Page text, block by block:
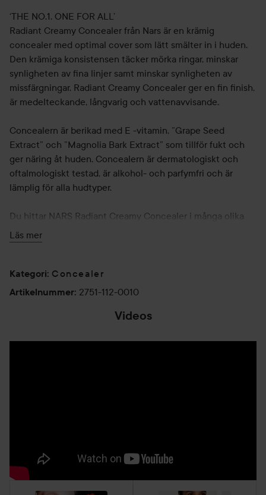
‘THE NO.1. ONE FOR ALL’
Radiant Creamy Concealer från Nars är en krämig
concealer med optimal cover som lätt smälter in i huden.
Den krämiga konsistensen täcker mörka ringar, minskar
synligheten av fina linjer samt minskar synligheten av
missfärgningar. Radiant Creamy Concealer ger en fin finish,
är medelteckande, långvarig och vattenavvisande.
Concealern är berikad med E -vitamin, ”Grape Seed
Extract” och ”Magnolia Bark Extract” som tillför fukt och
ger näring åt huden. Concealern är dermatologiskt och
oftalmologiskt testad, är alkohol- och parfymfri och är
lämplig för alla hudtyper.
Du hittar NARS Radiant Creamy Concealer i många olika
nyanser.
- Medelteckande
- Vitamin E
Nars Creamy Concealer direkt med applikatorn eller
6 ml
Läs mer
Kategori: Concealer
Artikelnummer: 2751-112-0010
Videos